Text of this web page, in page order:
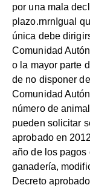
por una mala
plazo.rnrnIgual
única debe
Comunidad
o la mayor parte
de no disponer
Comunidad
número de
pueden solicitar
aprobado en
año de los pagos
ganadería,
Decreto